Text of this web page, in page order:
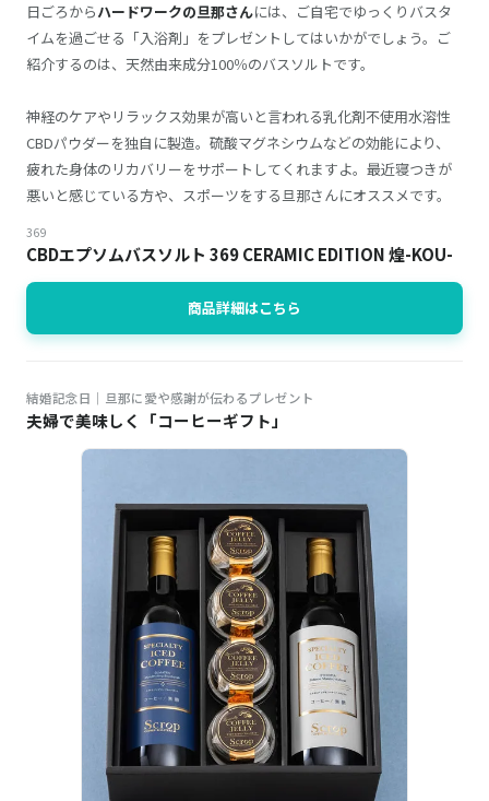
日ごろからハードワークの旦那さんには、ご自宅でゆっくりバスタ
イムを過ごせる「入浴剤」をプレゼントしてはいかがでしょう。ご
紹介するのは、天然由来成分100％のバスソルトです。
神経のケアやリラックス効果が高いと言われる乳化剤不使用水溶性
CBDパウダーを独自に製造。硫酸マグネシウムなどの効能により、
疲れた身体のリカバリーをサポートしてくれますよ。最近寝つきが
悪いと感じている方や、スポーツをする旦那さんにオススメです。
369
CBDエプソムバスソルト 369 CERAMIC EDITION 煌-KOU-
商品詳細はこちら
結婚記念日｜旦那に愛や感謝が伝わるプレゼント
夫婦で美味しく「コーヒーギフト」